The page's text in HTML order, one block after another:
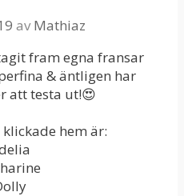
avMathiaz
fram egna fransar
& äntligen har
att testa ut!😍
hem är: